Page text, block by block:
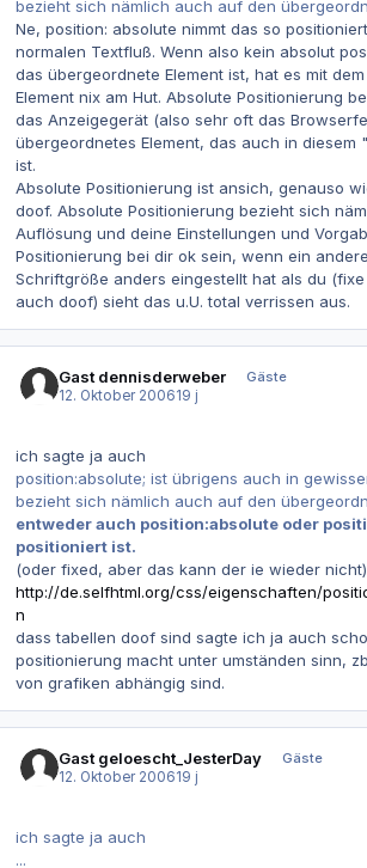
bezieht sich nämlich auch auf den
Ne, position: absolute nimmt das so
normalen Textfluß. Wenn also kein absolut
das übergeordnete Element ist, hat es mit
Element nix am Hut. Absolute Positionierung
das Anzeigegerät (also sehr oft das
übergeordnetes Element, das auch in diesem
ist.
Absolute Positionierung ist ansich, genauso
doof. Absolute Positionierung bezieht sich
Auflösung und deine Einstellungen und
Positionierung bei dir ok sein, wenn ein
Schriftgröße anders eingestellt hat als du
auch doof) sieht das u.U. total verrissen aus.
Gast dennisderweber
Gäste
12. Oktober 200619 j
ich sagte ja auch
position:absolute; ist übrigens auch in
bezieht sich nämlich auch auf den
entweder auch position:absolute oder
positioniert ist.
(oder fixed, aber das kann der ie wieder nicht)
http://de.selfhtml.org/css/eigenschaften/
n
dass tabellen doof sind sagte ich ja auch
positionierung macht unter umständen sinn,
von grafiken abhängig sind.
Gast geloescht_JesterDay
Gäste
12. Oktober 200619 j
ich sagte ja auch
...